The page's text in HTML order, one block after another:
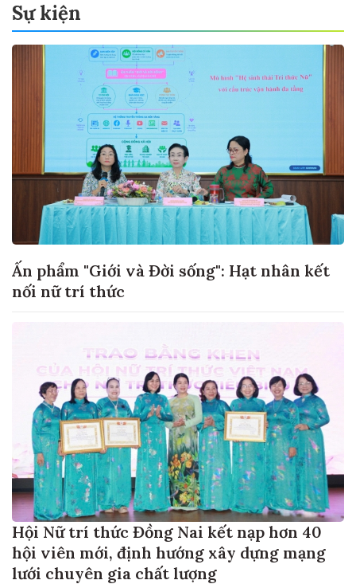
Sự kiện
Ấn phẩm "Giới và Đời sống": Hạt nhân kết
nối nữ trí thức
Hội Nữ trí thức Đồng Nai kết nạp hơn 40
hội viên mới, định hướng xây dựng mạng
lưới chuyên gia chất lượng